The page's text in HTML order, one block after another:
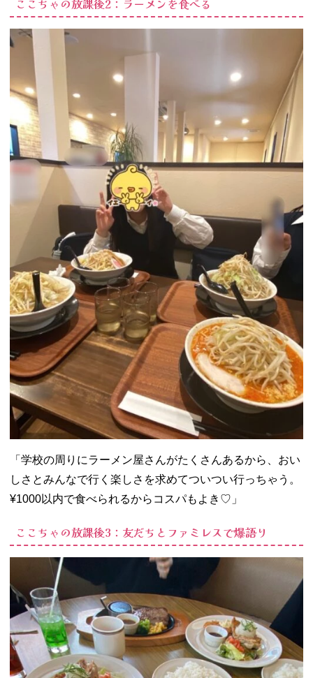
ここちゃの放課後2：ラーメンを食べる
「学校の周りにラーメン屋さんがたくさんあるから、おい
しさとみんなで行く楽しさを求めてついつい行っちゃう。
¥1000以内で食べられるからコスパもよき♡」
ここちゃの放課後3：友だちとファミレスで爆語り